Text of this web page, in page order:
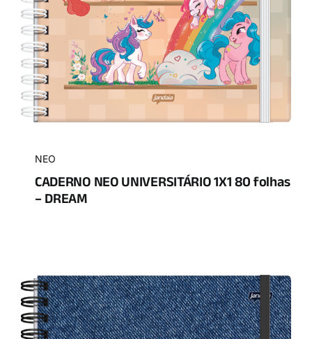
NEO
CADERNO NEO UNIVERSITÁRIO 1X1 80 folhas
– DREAM